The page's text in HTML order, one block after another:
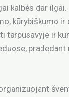
kalbės dar ilgai.
kūrybiškumo
tarpusavyje ir